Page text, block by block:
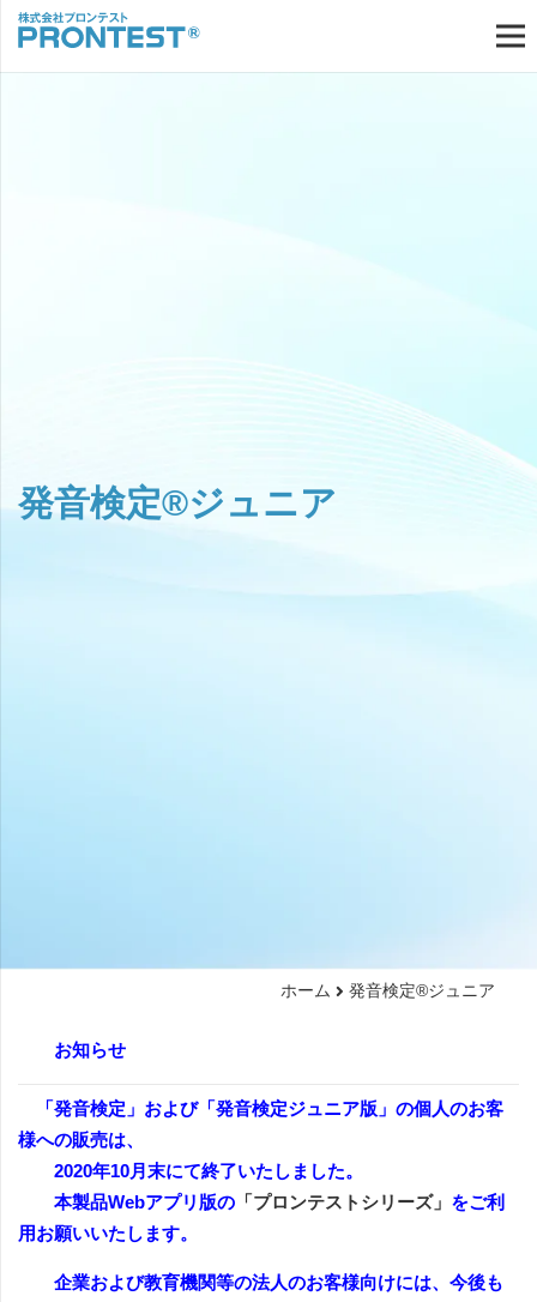
発音検定®ジュニア
ホーム 発音検定®ジュニア
お知らせ
「発音検定」および「発音検定ジュニア版」の個人のお客
様への販売は、
2020年10月末にて終了いたしました。
本製品Webアプリ版の 「プロンテストシリーズ」 をご利
用お願いいたします。
企業および教育機関等の法人のお客様向けには、今後も